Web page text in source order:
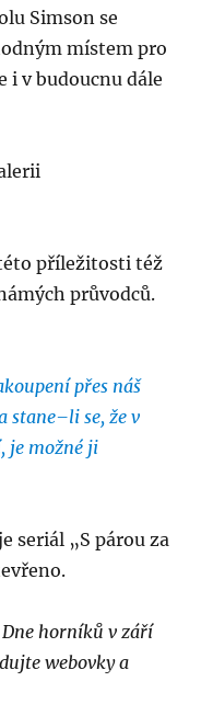
Simson se
místem pro
i v budoucnu dále
příležitosti též
průvodců.
přes náš
stane–li se, že v
je možné ji
seriál „S párou za
horníků v září
webovky a